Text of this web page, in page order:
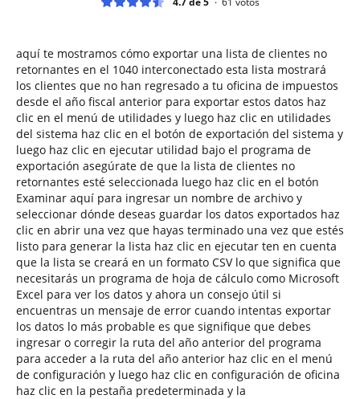
aquí te mostramos cómo exportar una lista de clientes no
retornantes en el 1040 interconectado esta lista mostrará
los clientes que no han regresado a tu oficina de impuestos
desde el año fiscal anterior para exportar estos datos haz
clic en el menú de utilidades y luego haz clic en utilidades
del sistema haz clic en el botón de exportación del sistema y
luego haz clic en ejecutar utilidad bajo el programa de
exportación asegúrate de que la lista de clientes no
retornantes esté seleccionada luego haz clic en el botón
Examinar aquí para ingresar un nombre de archivo y
seleccionar dónde deseas guardar los datos exportados haz
clic en abrir una vez que hayas terminado una vez que estés
listo para generar la lista haz clic en ejecutar ten en cuenta
que la lista se creará en un formato CSV lo que significa que
necesitarás un programa de hoja de cálculo como Microsoft
Excel para ver los datos y ahora un consejo útil si
encuentras un mensaje de error cuando intentas exportar
los datos lo más probable es que signifique que debes
ingresar o corregir la ruta del año anterior del programa
para acceder a la ruta del año anterior haz clic en el menú
de configuración y luego haz clic en configuración de oficina
haz clic en la pestaña predeterminada y la